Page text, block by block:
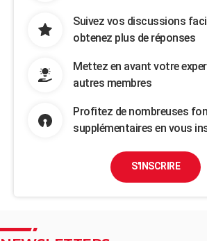
Suivez vos discussions
obtenez plus de réponses
Mettez en avant votre
autres membres
Profitez de nombreuses
supplémentaires en vous
S'INSCRIRE